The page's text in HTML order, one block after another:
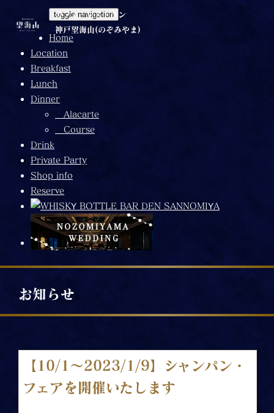
カフェ・レストラン
神戸望海山(のぞみやま)
toggle navigation
Home
Location
Breakfast
Lunch
Dinner
Alacarte
Course
Drink
Private Party
Shop info
Reserve
お知らせ
【10/1～2023/1/9】シャンパン・
フェアを開催いたします